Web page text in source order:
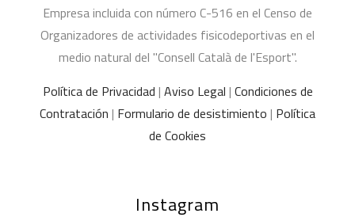
Empresa incluida con número C-516 en el Censo de
Organizadores de actividades fisicodeportivas en el
medio natural del "Consell Català de l'Esport".
Política de Privacidad | Aviso Legal | Condiciones de
Contratación | Formulario de desistimiento | Política
de Cookies
Instagram